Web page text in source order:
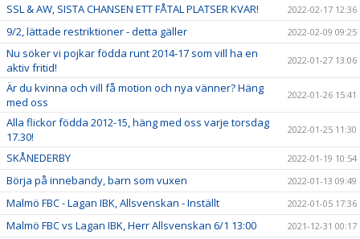
SSL & AW, SISTA CHANSEN ETT FÅTAL PLATSER KVAR! 2022-02-17 12:36
9/2, lättade restriktioner - detta gäller 2022-02-09 09:25
Nu söker vi pojkar födda runt 2014-17 som vill ha en
aktiv fritid!
2022-01-27 13:06
Är du kvinna och vill få motion och nya vänner? Häng
med oss
2022-01-26 15:41
Alla flickor födda 2012-15, häng med oss varje torsdag
17.30!
2022-01-25 11:30
SKÅNEDERBY 2022-01-19 10:54
Börja på innebandy, barn som vuxen 2022-01-13 09:49
Malmö FBC - Lagan IBK, Allsvenskan - Inställt 2022-01-05 17:36
Malmö FBC vs Lagan IBK, Herr Allsvenskan 6/1 13:00 2021-12-31 00:17